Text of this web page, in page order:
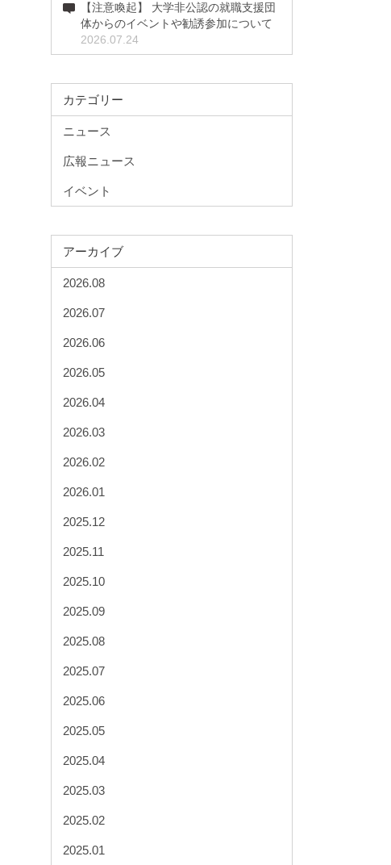
【注意喚起】 大学非公認の就職支援団
体からのイベントや勧誘参加について
2026.07.24
カテゴリー
ニュース
広報ニュース
イベント
アーカイブ
2026.08
2026.07
2026.06
2026.05
2026.04
2026.03
2026.02
2026.01
2025.12
2025.11
2025.10
2025.09
2025.08
2025.07
2025.06
2025.05
2025.04
2025.03
2025.02
2025.01